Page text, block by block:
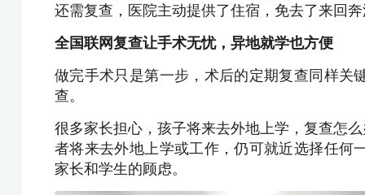
还需复查，医院主动提供了住宿，免去了来回
全国联网复查让手术无忧，异地就学也方便
做完手术只是第一步，术后的定期复查同样关
查。
很多家长担心，孩子将来去外地上学，复查怎
者将来去外地上学或工作，仍可就近选择任何
家长和学生的顾虑。